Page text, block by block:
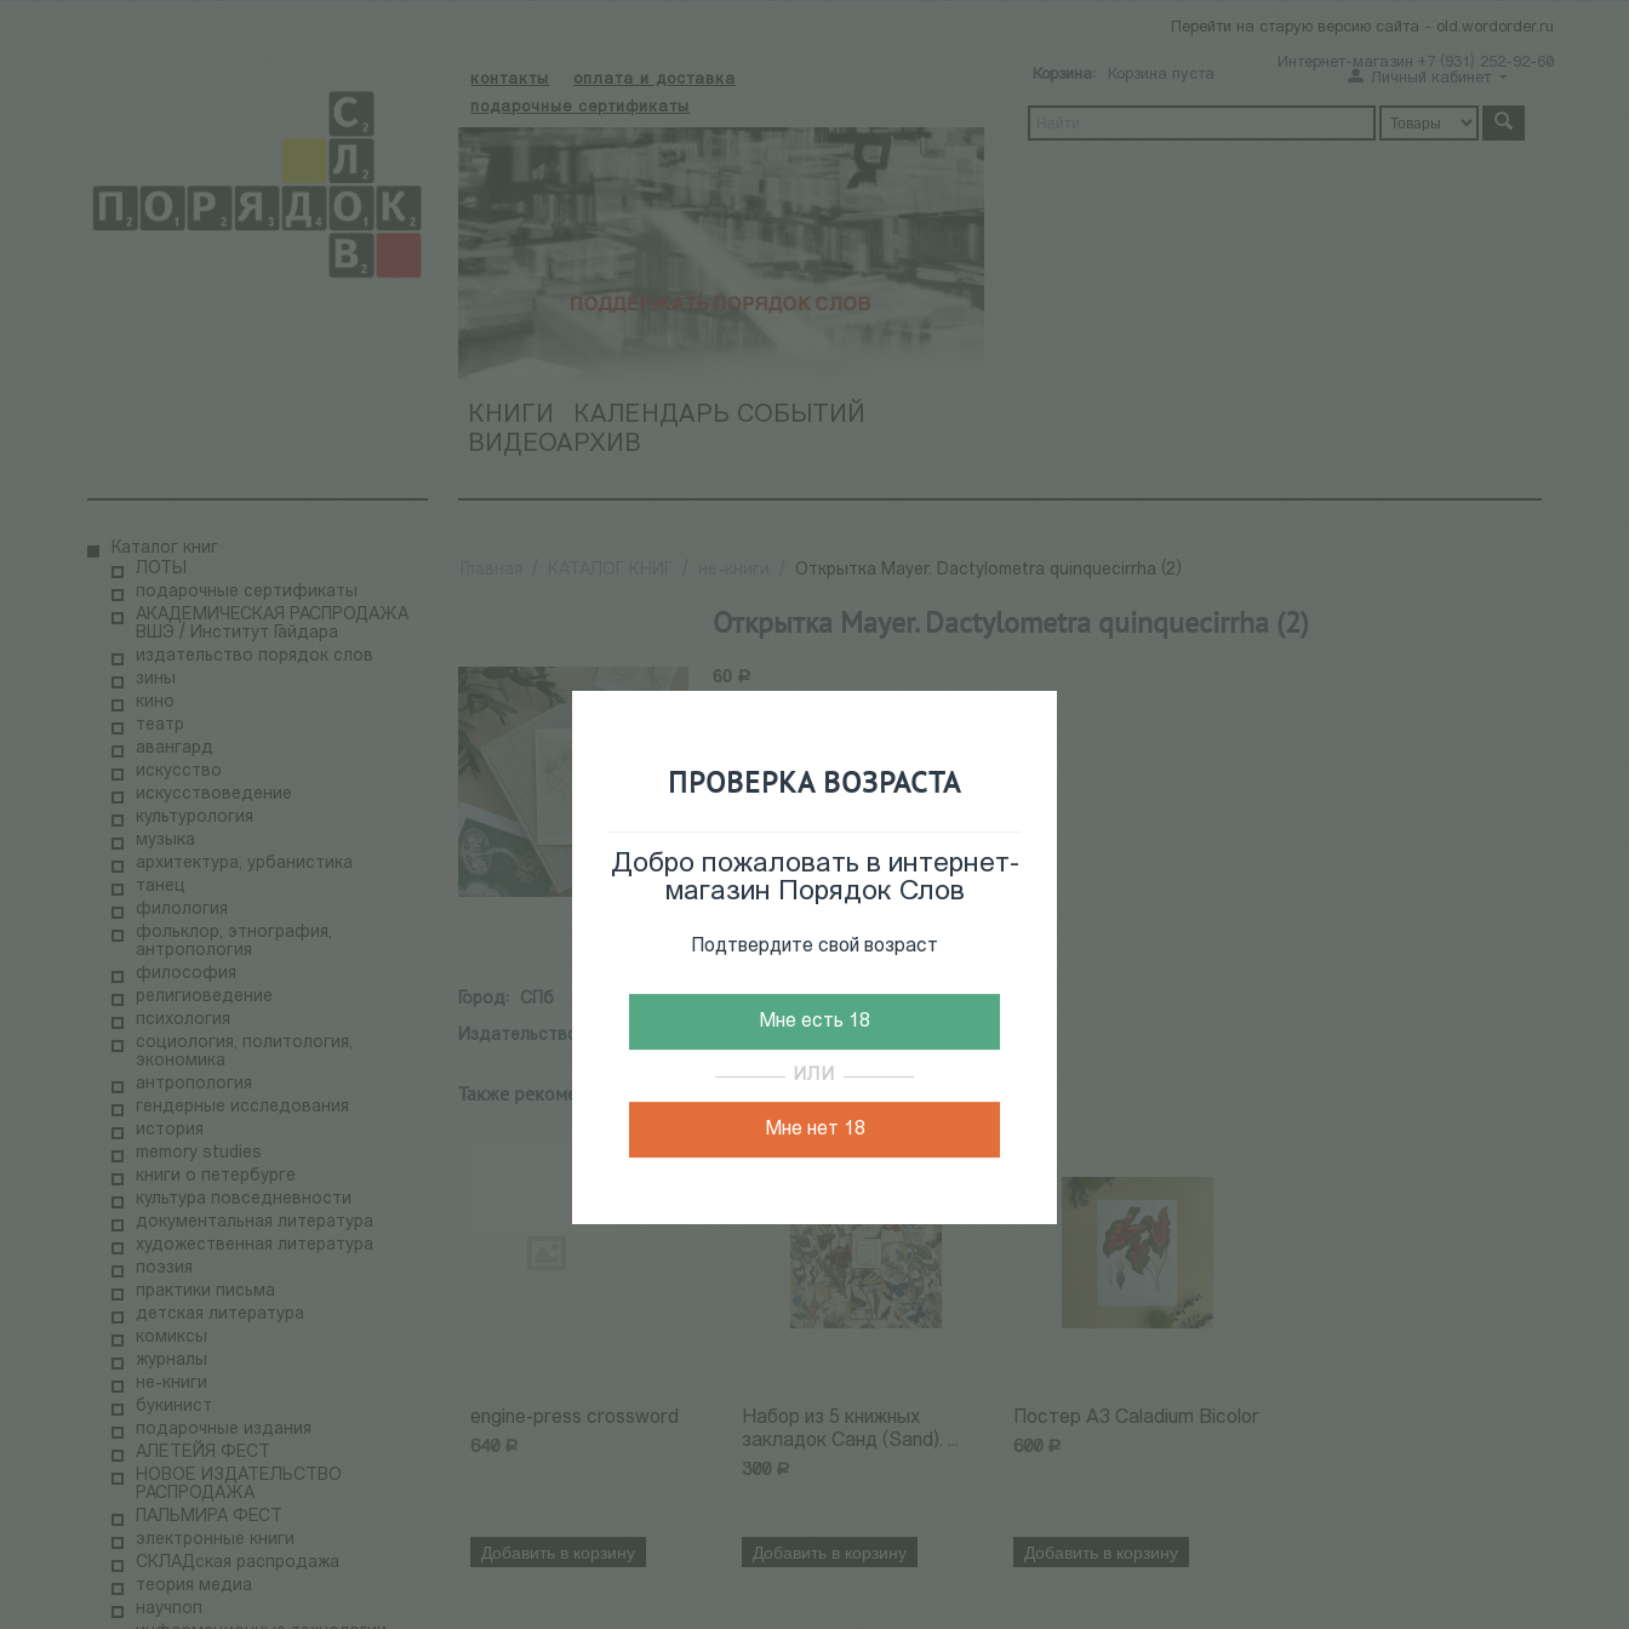
ПРОВЕРКА ВОЗРАСТА
Добро пожаловать в интернет-
магазин Порядок Слов
Подтвердите свой возраст
Мне есть 18
ИЛИ
Мне нет 18
Перейти на старую версию сайта - old.wordorder.ru
Интернет-магазин +7 (931) 252-92-60
контакты
оплата и доставка
подарочные сертификаты
КНИГИ
КАЛЕНДАРЬ СОБЫТИЙ
ВИДЕОАРХИВ
Корзина: Корзина пуста Личный кабинет
Каталог книг
ЛОТЫ
подарочные сертификаты
АКАДЕМИЧЕСКАЯ РАСПРОДАЖА
ВШЭ / Институт Гайдара
издательство порядок слов
зины
кино
театр
авангард
искусство
искусствоведение
культурология
музыка
архитектура, урбанистика
танец
филология
фольклор, этнография,
антропология
философия
религиоведение
психология
социология, политология,
экономика
антропология
гендерные исследования
история
memory studies
книги о петербурге
культура повседневности
документальная литература
художественная литература
поэзия
практики письма
детская литература
комиксы
журналы
не-книги
букинист
подарочные издания
АЛЕТЕЙЯ ФЕСТ
НОВОЕ ИЗДАТЕЛЬСТВО
РАСПРОДАЖА
ПАЛЬМИРА ФЕСТ
электронные книги
СКЛАДская распродажа
теория медиа
научпоп
Открытка Mayer. Dactylometra quinquecirrha (2)
Открытка Mayer. Dactylometra quinquecirrha (2)
60 Р
Нет в наличии
Город:
СПб
Издательство:
Также рекомендуем:
engine-press crossword
640 Р
Добавить в корзину
Набор из 5 книжных
закладок Санд (Sand). ...
300 Р
Добавить в корзину
Постер А3 Caladium Bicolor
600 Р
Добавить в корзину